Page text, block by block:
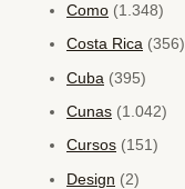
Como (1.348)
Costa Rica (356)
Cuba (395)
Cunas (1.042)
Cursos (151)
Design (2)